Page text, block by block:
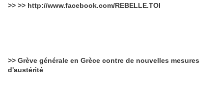
>> >> http://www.facebook.com/REBELLE.TOI
>> Grève générale en Grèce contre de nouvelles mesures
d'austérité